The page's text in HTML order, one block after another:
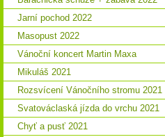
Jarní pochod 2022
Masopust 2022
Vánoční koncert Martin Maxa
Mikuláš 2021
Rozsvícení Vánočního stromu 2021
Svatováclaská jízda do vrchu 2021
Chyť a pusť 2021